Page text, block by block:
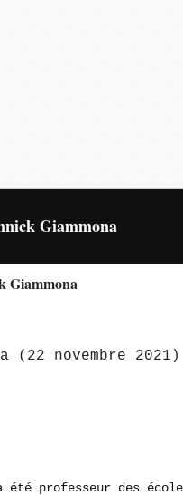
Giammona
Giammona
(22 novembre 2021)
a été professeur des